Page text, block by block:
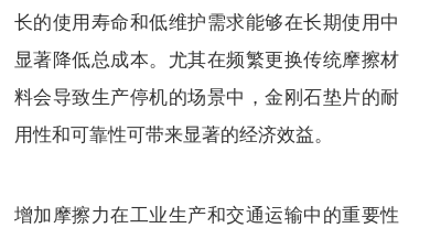
长的使用寿命和低维护需求能够在长期使用中
显著降低总成本。尤其在频繁更换传统摩擦材
料会导致生产停机的场景中，金刚石垫片的耐
用性和可靠性可带来显著的经济效益。
增加摩擦力在工业生产和交通运输中的重要性